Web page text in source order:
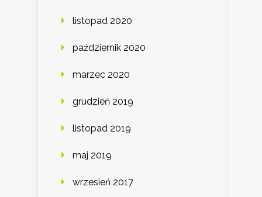
listopad 2020
październik 2020
marzec 2020
grudzień 2019
listopad 2019
maj 2019
wrzesień 2017